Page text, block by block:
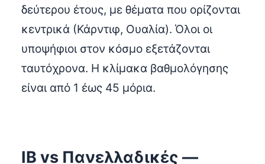
δεύτερου έτους, με θέματα που ορίζονται
κεντρικά (Κάρντιφ, Ουαλία). Όλοι οι
υποψήφιοι στον κόσμο εξετάζονται
ταυτόχρονα. Η κλίμακα βαθμολόγησης
είναι από 1 έως 45 μόρια.
IB vs Πανελλαδικές —